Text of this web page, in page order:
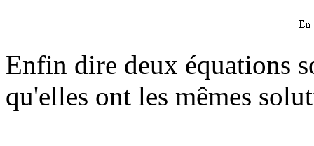
Enfin dire deux équations
qu'elles ont les mêmes